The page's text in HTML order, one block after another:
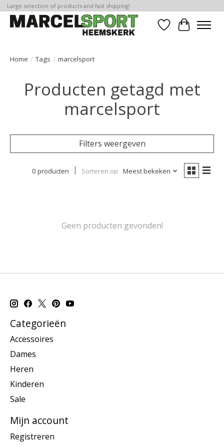
Large selection of products and fast shipping!
Verlanglijst
Home / Tags / marcelsport
Producten getagd met
marcelsport
Filters weergeven
0 producten Sorteren op Meest bekeken
Geen producten gevonden!
Categorieën
Accessoires
Dames
Heren
Kinderen
Sale
Mijn account
Registreren